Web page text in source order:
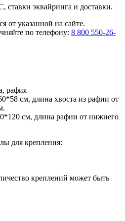
ставки эквайринга и доставки.
от указанной на сайте.
по телефону: 8 800 550-26-
рафия
см, длина хвоста из рафии от
см, длина рафии от нижнего
для крепления:
креплений может быть